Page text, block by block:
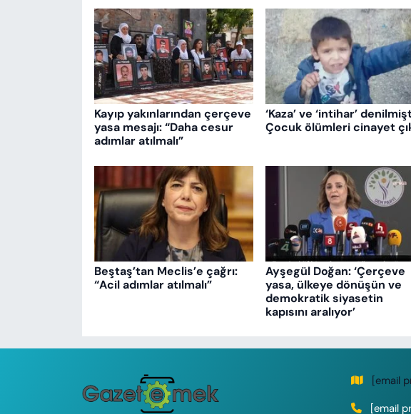
Kayıp yakınlarından çerçeve
yasa mesajı: “Daha cesur
adımlar atılmalı”
‘Kaza’ ve ‘intihar’
Çocuk ölümleri cinayet
Beştaş’tan Meclis’e çağrı:
“Acil adımlar atılmalı”
Ayşegül Doğan: ‘Çerçeve
yasa, ülkeye dönüşün ve
demokratik siyasetin
kapısını aralıyor’
[email
[email